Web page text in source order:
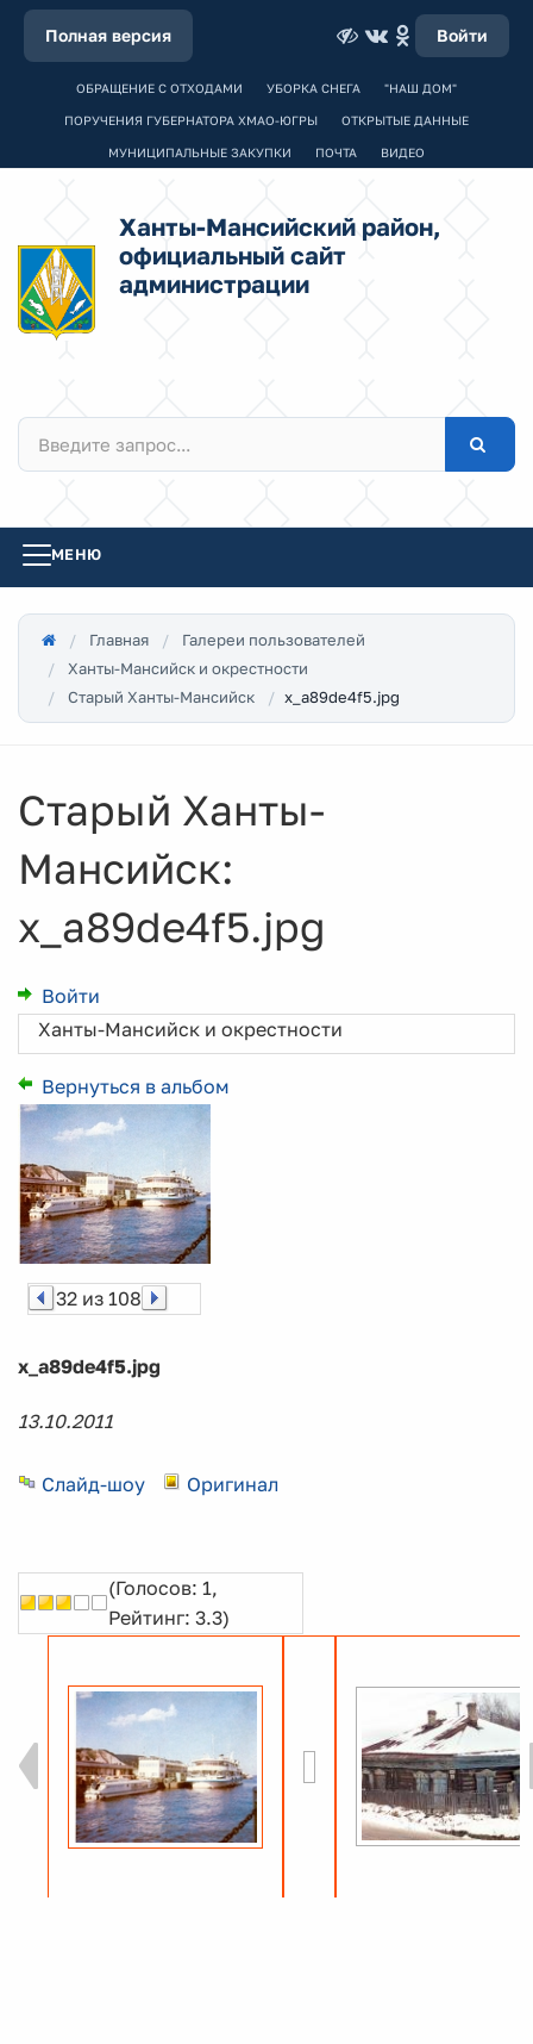
Полная версия Войти
ОБРАЩЕНИЕ С ОТХОДАМИ УБОРКА СНЕГА "НАШ ДОМ"
ПОРУЧЕНИЯ ГУБЕРНАТОРА ХМАО-ЮГРЫ ОТКРЫТЫЕ ДАННЫЕ
МУНИЦИПАЛЬНЫЕ ЗАКУПКИ ПОЧТА ВИДЕО
Ханты-Мансийский район,
официальный сайт
администрации
МЕНЮ
Главная
Галереи пользователей
Ханты-Мансийск и окрестности
Старый Ханты-Мансийск
x_a89de4f5.jpg
Старый Ханты-
Мансийск:
x_a89de4f5.jpg
Войти
Ханты-Мансийск и окрестности
Вернуться в альбом
32 из 108
x_a89de4f5.jpg
13.10.2011
Слайд-шоу Оригинал
(Голосов: 1,
Рейтинг: 3.3)